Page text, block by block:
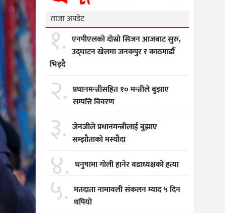
ताजा अपडेट
१. एनपीएलको दोस्रो सिजन आजबाट सुरु,
उद्घाटन खेलमा जनकपुर र काठमाडौँ
भिड्दै
२. प्रधानमन्त्रीसहित १० मन्त्रीले बुझाए
सम्पत्ति विवरण
३. जेनजीले प्रधानमन्त्रीलाई बुझाए
सम्झाैताकाे मस्याैदा
४. धनुषामा गोली हानेर वडाध्यक्षको हत्या
५. मतदाता नामावली संकलन म्याद ५ दिन
थपियो